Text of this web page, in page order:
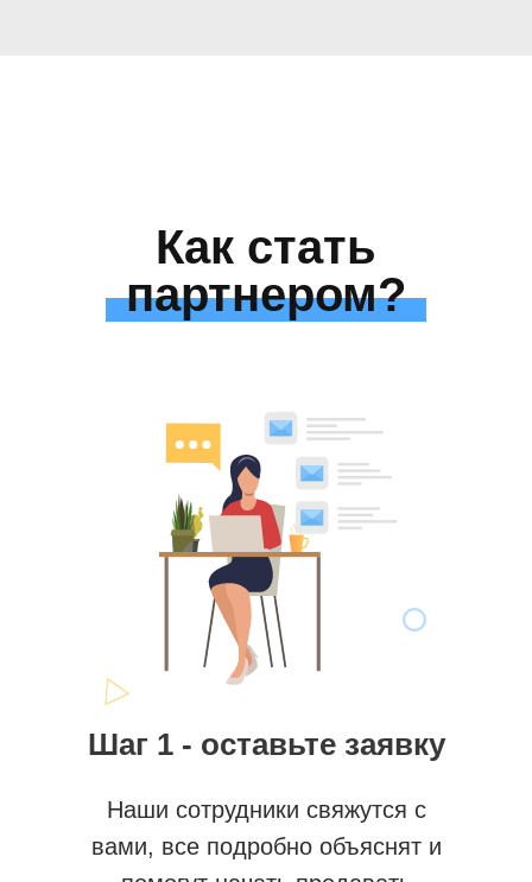
Шаг 1 - оставьте заявку
Как стать
партнером?
Наши сотрудники свяжутся с
вами, все подробно объяснят и